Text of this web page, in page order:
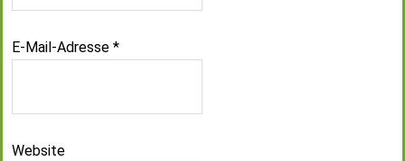
E-Mail-Adresse *
Website